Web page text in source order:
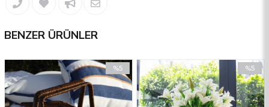
BENZER ÜRÜNLER
%5
İndirim
%5İndirim
%5
İndirim